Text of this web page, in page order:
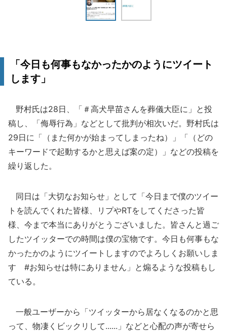
「今日も何事もなかったかのようにツイート
します」
野村氏は28日、「＃高犬早苗さんを葬儀大臣に」と投
稿し、「侮辱行為」などとして批判が相次いだ。野村氏は
29日に「（また何かが始まってしまったね）」「（どの
キーワードで起動するかと思えば案の定）」などの投稿を
繰り返した。
同日は「大切なお知らせ」として「今日まで僕のツイー
トを読んでくれた皆様、リプやRTをしてくださった皆
様、今まで本当にありがとうございました。皆さんと過ご
したツイッターでの時間は僕の宝物です。今日も何事もな
かったかのようにツイートしますのでよろしくお願いしま
す #お知らせは特にありません」と煽るような投稿もし
ている。
一般ユーザーから「ツイッターから居なくなるのかと思
って、物凄くビックリして......」などと心配の声が寄せら